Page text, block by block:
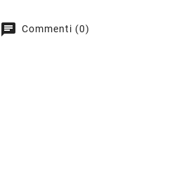
chat Commenti (0)